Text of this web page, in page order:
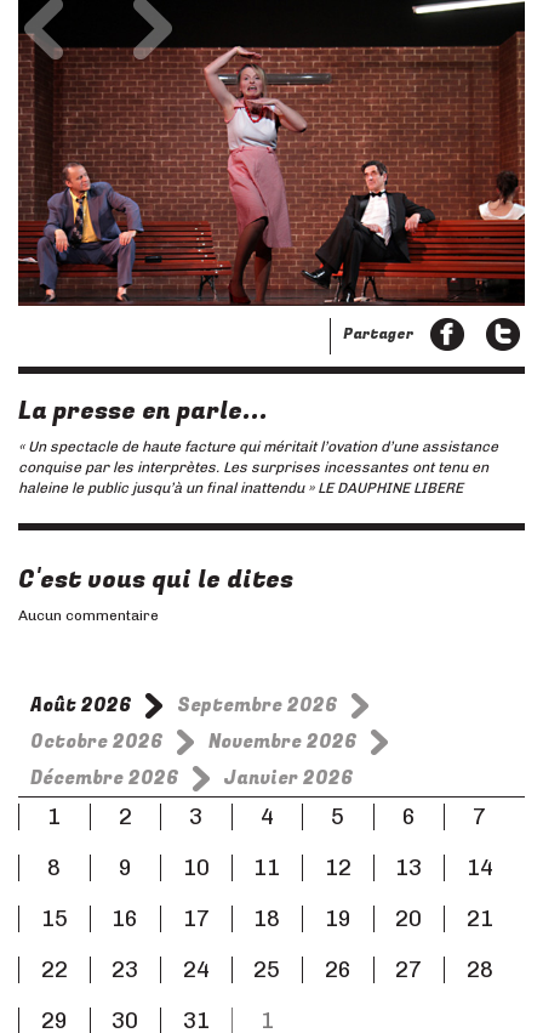
Partager
La presse en parle...
« Un spectacle de haute facture qui méritait l’ovation d’une assistance
conquise par les interprètes. Les surprises incessantes ont tenu en
haleine le public jusqu’à un final inattendu » LE DAUPHINE LIBERE
C'est vous qui le dites
Aucun commentaire
Août 2026
Septembre 2026
Octobre 2026
Novembre 2026
Décembre 2026
Janvier 2026
1
2 3 4 5 6
7
8
9 10 11 12 13
14
15
16 17 18 19 20
21
22
23 24 25 26 27
28
29
30 31 1